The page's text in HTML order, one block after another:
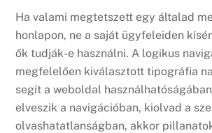
Ha valami megtetszett egy általad
honlapon, ne a saját ügyfeleiden
ők tudják-e használni. A logikus
megfelelően kiválasztott tipográfia
segít a weboldal
elveszik a navigációban, kiolvad a
olvashatatlanságban, akkor